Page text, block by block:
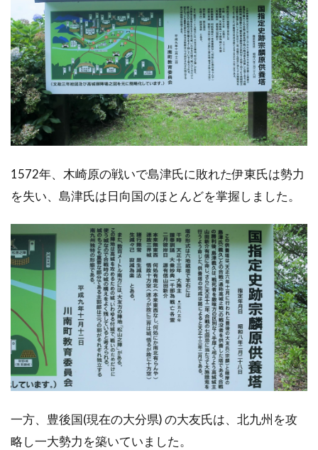
1572年、木崎原の戦いで島津氏に敗れた伊東氏は勢力
を失い、島津氏は日向国のほとんどを掌握しました。
一方、豊後国(現在の大分県) の大友氏は、北九州を攻
略し一大勢力を築いていました。